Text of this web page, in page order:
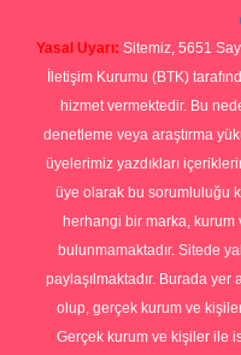
Yasal Uyarı: Sitemiz, 5651
İletişim Kurumu (BTK)
hizmet vermektedir. Bu
denetleme veya araştırma
üyelerimiz yazdıkları
üye olarak bu sorumluluğu
herhangi bir marka, kurum
bulunmamaktadır. Sitede
paylaşılmaktadır. Burada
olup, gerçek kurum ve
Gerçek kurum ve kişiler ile